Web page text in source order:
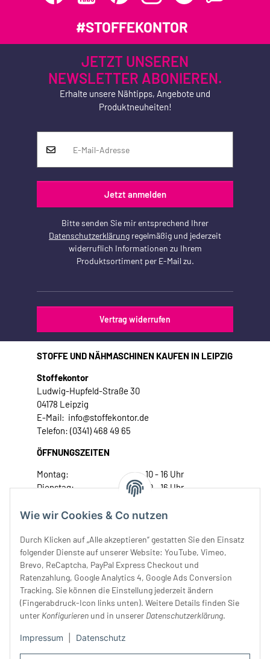
Wie wir Cookies & Co nutzen
Durch Klicken auf „Alle akzeptieren“ gestatten Sie den Einsatz
folgender Dienste auf unserer Website: YouTube, Vimeo,
Brevo, ReCaptcha, PayPal Express Checkout und
Ratenzahlung, Google Analytics 4, Google Ads Conversion
Tracking. Sie können die Einstellung jederzeit ändern
(Fingerabdruck-Icon links unten). Weitere Details finden Sie
unter Konfigurieren und in unserer Datenschutzerklärung.
Impressum Datenschutz
#STOFFEKONTOR
JETZT UNSEREN
NEWSLETTER ABONIEREN.
Erhalte unsere Nähtipps, Angebote und
Produktneuheiten!
Jetzt anmelden
Bitte senden Sie mir entsprechend Ihrer
Datenschutzerklärung regelmäßig und jederzeit
widerruflich Informationen zu Ihrem
Produktsortiment per E-Mail zu.
Vertrag widerrufen
STOFFE UND NÄHMASCHINEN KAUFEN IN LEIPZIG
Stoffekontor
Ludwig-Hupfeld-Straße 30
04178 Leipzig
E-Mail: info@stoffekontor.de
Telefon: (0341) 468 49 65
ÖFFNUNGSZEITEN
Montag:
10 - 16 Uhr
Dienstag:
10 - 16 Uhr
Donnerstag:
10 - 18 Uhr
Samstag:
10 - 14 Uhr
Unser Service
Rechtliches